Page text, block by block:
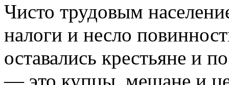
Чисто трудовым
налоги и несло
оставались крестьяне и